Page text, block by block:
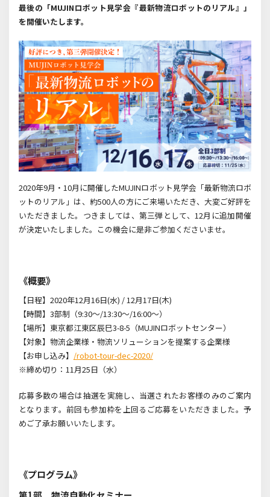
最後の 「MUJINロボット見学会『最新物流ロボットのリアル』」
を開催いたします。
2020年9月・10月に開催したMUJINロボット見学会「最新物流ロボ
ットのリアル」は、約500人の方にご来場いただき、大変ご好評を
いただきました。つきましては、第三弾として、12月に追加開催
が決定いたしました。この機会に是非ご参加くださいませ。
《概要》
【日程】2020年12月16日(水) / 12月17日(木)
【時間】3部制（9:30～/13:30～/16:00～）
【場所】東京都江東区辰巳3-8-5（MUJINロボットセンター）
【対象】物流企業様・物流ソリューションを提案する企業様
【お申し込み】 /robot-tour-dec-2020/
※締め切り：11月25日（水）
応募多数の場合は抽選を実施し、当選されたお客様のみのご案内
となります。前回も参加枠を上回るご応募をいただきました。予
めご了承お願いいたします。
《プログラム》